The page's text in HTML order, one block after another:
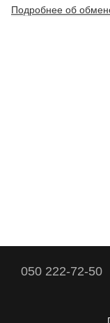
Подробнее об
050 222-72-50